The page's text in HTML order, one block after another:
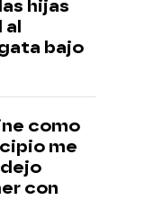
hijas
al
bajo
como
me
con